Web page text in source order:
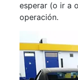
esperar (o ir a
operación.